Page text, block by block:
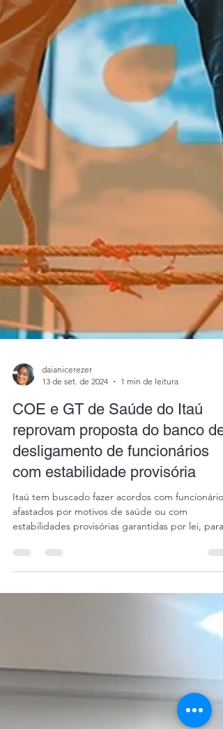
daianicerezer
1 min de leitura
COE e GT de Saúde do Itaú
reprovam proposta do banco de
desligamento de funcionários
com estabilidade provisória
Itaú tem buscado fazer acordos com
estabilidades provisórias garantidas por lei,